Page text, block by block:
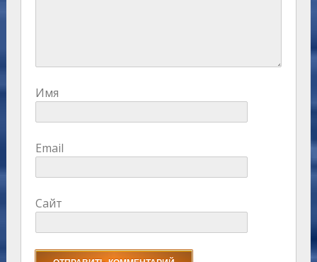
Имя
Email
Сайт